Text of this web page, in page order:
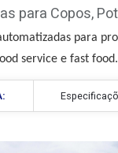
EasyCup
(Máquinas para
delivery, food